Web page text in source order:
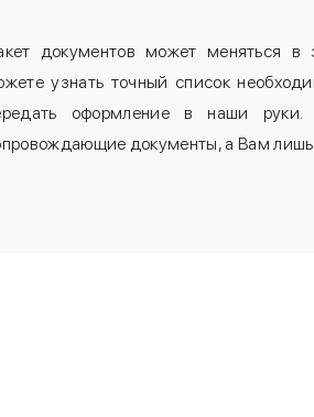
документов может меняться в
узнать точный список
оформление в наши
документы, а Вам лишь